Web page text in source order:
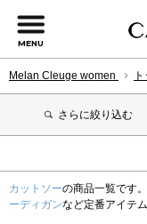
MENU
Melan Cleuge women
さらに絞り込む
カットソーの商品一覧です
ーディガンなど定番アイテ